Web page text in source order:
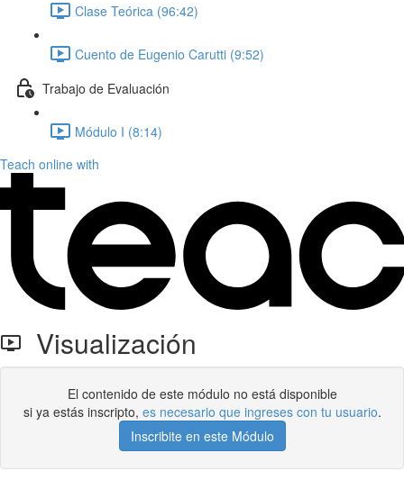
Clase Teórica (96:42)
Cuento de Eugenio Carutti (9:52)
Trabajo de Evaluación
Módulo I (8:14)
Teach online with
Visualización
El contenido de este módulo no está disponible
si ya estás inscripto, es necesario que ingreses con tu usuario.
Inscribite en este Módulo